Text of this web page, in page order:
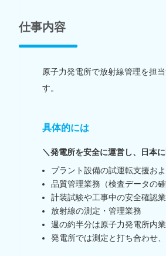
仕事内容
原子力発電所で放射線管理を担
す。
具体的には
＼発電所を安全に運営し、日本
プラント設備の試運転支援お
品質管理業務（検査データの
計装試験や工事中の安全確認
放射線の測定・管理業務
週の約半分は原子力発電所内
発電所では測定と打ち合わせ